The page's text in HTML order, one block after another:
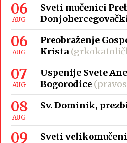
06
AUG
Sveti mučenici
06
AUG
Preobraženje
Krista
07
AUG
Uspenije Svete
Bogorodice
08
AUG
Sv. Dominik,
09
Sveti